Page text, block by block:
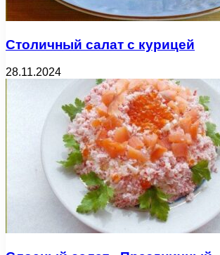
Столичный салат с курицей
28.11.2024